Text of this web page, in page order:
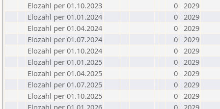
Elozahl per 01.10.2023
0 2029
Elozahl per 01.01.2024
0 2029
Elozahl per 01.04.2024
0 2029
Elozahl per 01.07.2024
0 2029
Elozahl per 01.10.2024
0 2029
Elozahl per 01.01.2025
0 2029
Elozahl per 01.04.2025
0 2029
Elozahl per 01.07.2025
0 2029
Elozahl per 01.10.2025
0 2029
Elozahl per 01.01.2026
0 2029